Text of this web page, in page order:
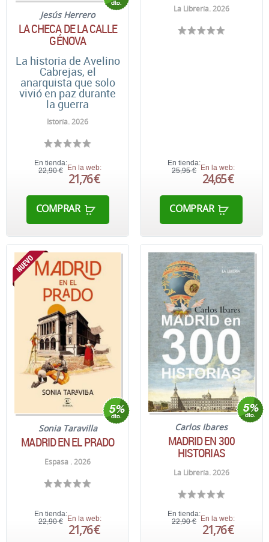
Jesús Herrero
LA CHECA DE LA CALLE
GÉNOVA
La historia de Avelino
Cabrejas, el
anarquista que solo
vivió en paz durante
la guerra
Istoría. 2026
En tienda:
22,90 € En la web:
21,76 €
COMPRAR
La Librería. 2026
En tienda:
25,95 €
En la web:
24,65 €
COMPRAR
Sonia Taravilla
MADRID EN EL PRADO
Espasa . 2026
En tienda:
22,90 € En la web:
21,76 €
Carlos Ibares
MADRID EN 300
HISTORIAS
La Librería. 2026
En tienda:
22,90 €
En la web:
21,76 €